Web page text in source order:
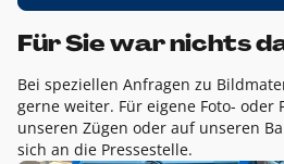
Für Sie war nichts
Bei speziellen Anfragen zu
gerne weiter. Für eigene Foto- oder
unseren Zügen oder auf unseren
sich an die Pressestelle.